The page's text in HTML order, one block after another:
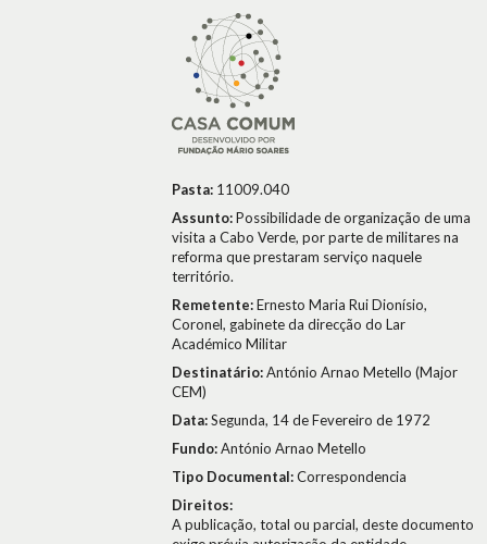
Pasta: 11009.040
Assunto:Possibilidade de organização de uma
visita a Cabo Verde, por parte de militares na
reforma que prestaram serviço naquele
território.
Remetente:Ernesto Maria Rui Dionísio,
Coronel, gabinete da direcção do Lar
Académico Militar
Destinatário:António Arnao Metello (Major
CEM)
Data:Segunda, 14 de Fevereiro de 1972
Fundo:António Arnao Metello
Tipo Documental:Correspondencia
Direitos:
A publicação, total ou parcial, deste documento